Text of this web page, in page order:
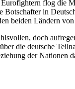
flog die
in
beiden Ländern
doch
die deutsche
der Nationen